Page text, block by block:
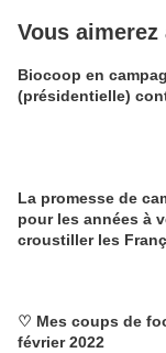
Vous aimerez
Biocoop en
(présidentielle)
La promesse de
pour les années à
croustiller les
♡ Mes coups de
février 2022